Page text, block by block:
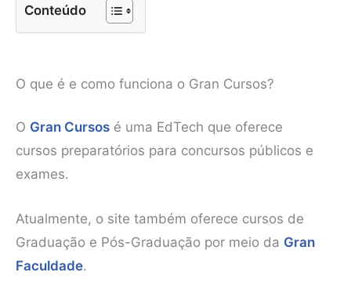
Conteúdo
O que é e como funciona o Gran Cursos?
O Gran Cursos é uma EdTech que oferece
cursos preparatórios para concursos públicos e
exames.
Atualmente, o site também oferece cursos de
Graduação e Pós-Graduação por meio da Gran
Faculdade.